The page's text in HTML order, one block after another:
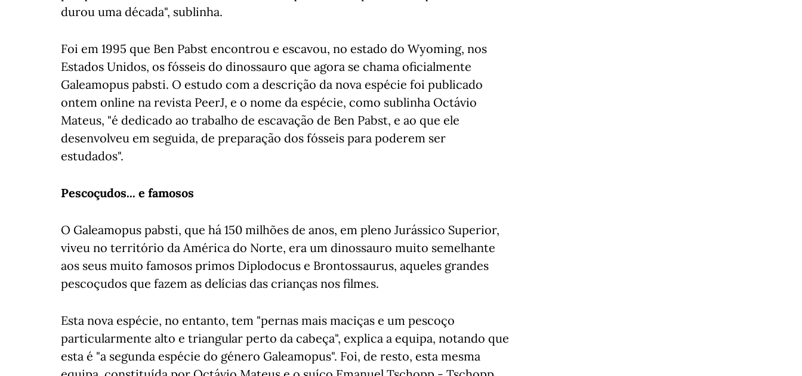
durou uma década", sublinha.
Foi em 1995 que Ben Pabst encontrou e escavou, no estado do Wyoming, nos
Estados Unidos, os fósseis do dinossauro que agora se chama oficialmente
Galeamopus pabsti. O estudo com a descrição da nova espécie foi publicado
ontem online na revista PeerJ, e o nome da espécie, como sublinha Octávio
Mateus, "é dedicado ao trabalho de escavação de Ben Pabst, e ao que ele
desenvolveu em seguida, de preparação dos fósseis para poderem ser
estudados".
Pescoçudos... e famosos
O Galeamopus pabsti, que há 150 milhões de anos, em pleno Jurássico Superior,
viveu no território da América do Norte, era um dinossauro muito semelhante
aos seus muito famosos primos Diplodocus e Brontossaurus, aqueles grandes
pescoçudos que fazem as delícias das crianças nos filmes.
Esta nova espécie, no entanto, tem "pernas mais maciças e um pescoço
particularmente alto e triangular perto da cabeça", explica a equipa, notando que
esta é "a segunda espécie do género Galeamopus". Foi, de resto, esta mesma